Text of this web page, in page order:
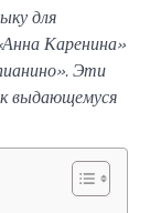
для
Каренина»
Эти
выдающемуся